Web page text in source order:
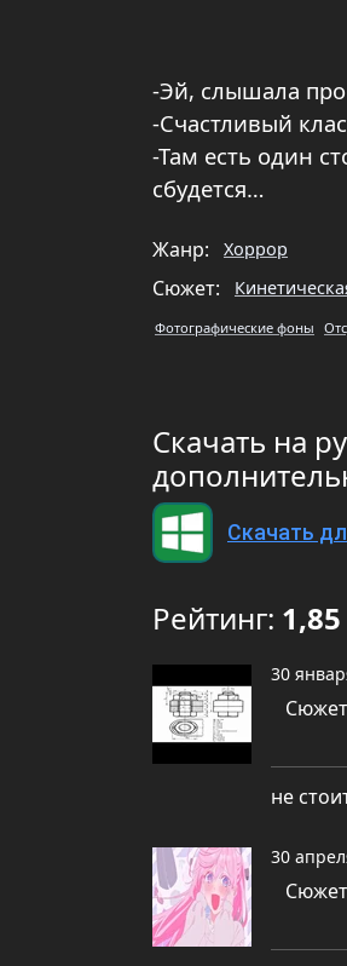
-Эй, слышала про
-Счастливый
-Там есть один
сбудется…
Жанр: Хоррор
Сюжет:
Фотографические фоны
Скачать на
Скачать
Рейтинг: 1,85
30
не
30